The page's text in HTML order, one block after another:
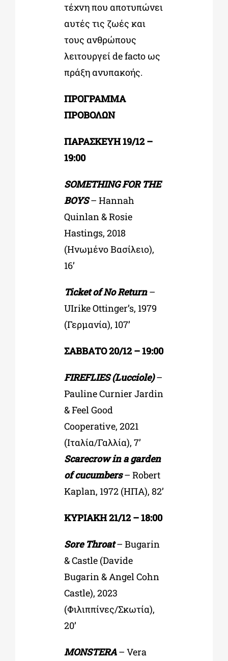
τέχνη που αποτυπώνει
αυτές τις ζωές και
τους ανθρώπους
λειτουργεί de facto ως
πράξη ανυπακοής.
ΠΡΟΓΡΑΜΜΑ
ΠΡΟΒΟΛΩΝ
ΠΑΡΑΣΚΕΥΗ 19/12 –
19:00
SOMETHING FOR THE
BOYS– Hannah
Quinlan & Rosie
Hastings, 2018
(Ηνωμένο Βασίλειο),
16’
Ticket of No Return–
UIrike Ottinger’s, 1979
(Γερμανία), 107’
ΣΑΒΒΑΤΟ 20/12 – 19:00
FIREFLIES (Lucciole)–
Pauline Curnier Jardin
& Feel Good
Cooperative, 2021
(Ιταλία/Γαλλία), 7’
Scarecrow in a garden
of cucumbers– Robert
Kaplan, 1972 (ΗΠΑ), 82’
ΚΥΡΙΑΚΗ 21/12 – 18:00
Sore Throat– Bugarin
& Castle (Davide
Bugarin & Angel Cohn
Castle), 2023
(Φιλιππίνες/Σκωτία),
20’
MONSTERA– Vera